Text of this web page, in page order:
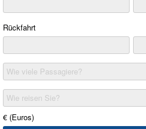
Rückfahrt
Wie viele Passagiere?
Wie reisen Sie?
€ (Euros)